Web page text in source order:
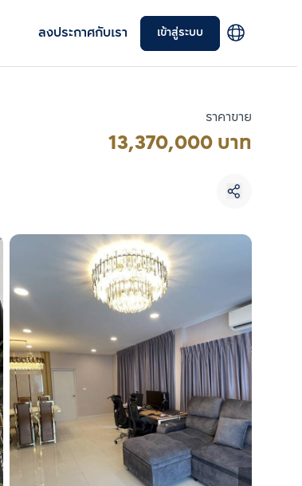
ลงประกาศกับเรา เข้าสู่ระบบ
ราคาขาย
13,370,000 บาท
เปรียบเทียบ
ายการ
เปรียบเทียบ